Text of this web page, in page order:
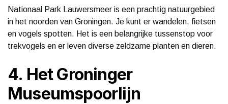
Nationaal Park Lauwersmeer is een prachtig natuurgebied
in het noorden van Groningen. Je kunt er wandelen, fietsen
en vogels spotten. Het is een belangrijke tussenstop voor
trekvogels en er leven diverse zeldzame planten en dieren.
4. Het Groninger
Museumspoorlijn